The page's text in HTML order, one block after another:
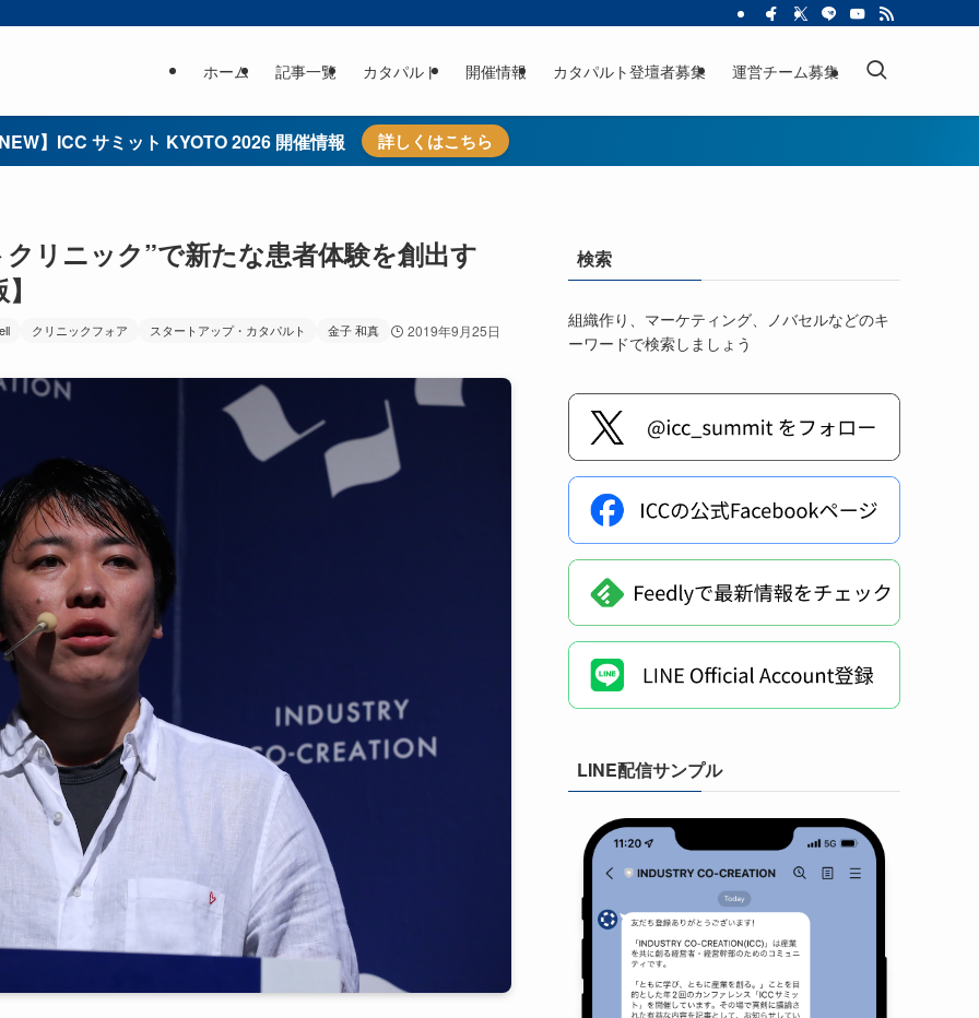
ホーム 記事一覧 カタパルト 開催情報 カタパルト登壇者募集 運営チーム募集
】ICC サミット KYOTO 2026 開催情報 詳しくはこちら
リニック”で新たな患者体験を創出す
クリニックフォア スタートアップ・カタパルト 金子 和真 2019年9月25日
検索
組織作り、マーケティング、ノバセルなどのキ
ーワードで検索しましょう
LINE配信サンプル